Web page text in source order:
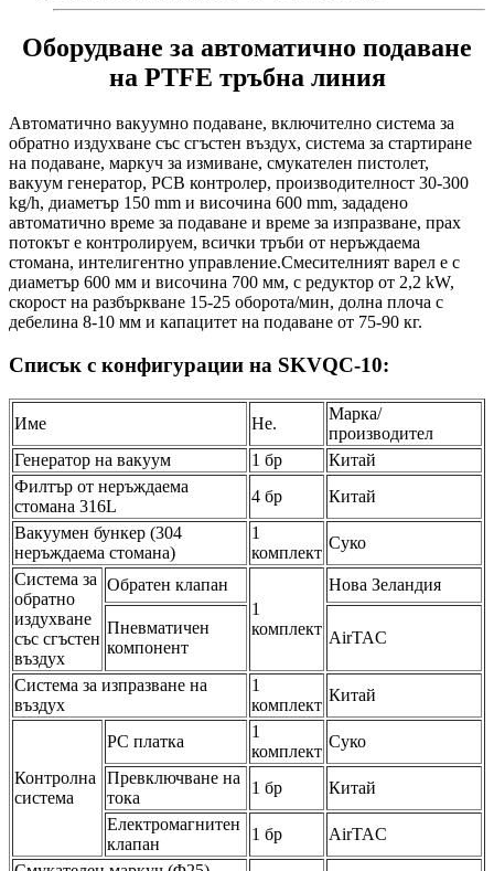
Оборудване за автоматично подаване
на PTFE тръбна линия
Автоматично вакуумно подаване, включително система за
обратно издухване със сгъстен въздух, система за стартиране
на подаване, маркуч за измиване, смукателен пистолет,
вакуум генератор, PCB контролер, производителност 30-300
kg/h, диаметър 150 mm и височина 600 mm, зададено
автоматично време за подаване и време за изпразване, прах
потокът е контролируем, всички тръби от неръждаема
стомана, интелигентно управление.Смесителният варел е с
диаметър 600 мм и височина 700 мм, с редуктор от 2,2 kW,
скорост на разбъркване 15-25 оборота/мин, долна плоча с
дебелина 8-10 мм и капацитет на подаване от 75-90 кг.
Списък с конфигурации на SKVQC-10:
Име Не.
Марка/
производител
Генератор на вакуум
1 бр
Китай
Филтър от неръждаема
стомана 316L
4 бр
Китай
Вакуумен бункер (304
неръждаема стомана)
1
комплект
Суко
Система за
обратно
издухване
със сгъстен
въздух
Обратен клапан
1
комплект
Нова Зеландия
Пневматичен
компонент
AirTAC
Система за изпразване на
въздух
1
комплект
Китай
Контролна
система
PC платка
1
комплект
Суко
Превключване на
тока
1 бр
Китай
Електромагнитен
клапан
1 бр
AirTAC